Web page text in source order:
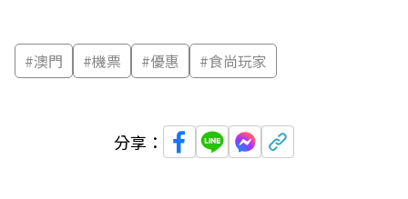
#澳門 #機票 #優惠 #食尚玩家
分享：